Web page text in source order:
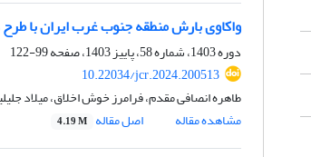
واکاوی بارش منطقه جنوب غرب ایران با
دوره 1403، شماره 58، پاییز 1403، صفحه
99-122
10.22034/jcr.2024.200513
طاهره انصافی مقدم، فرامرز خوش اخلاق، میلاد
مشاهده مقاله
اصل مقاله 4.19 M